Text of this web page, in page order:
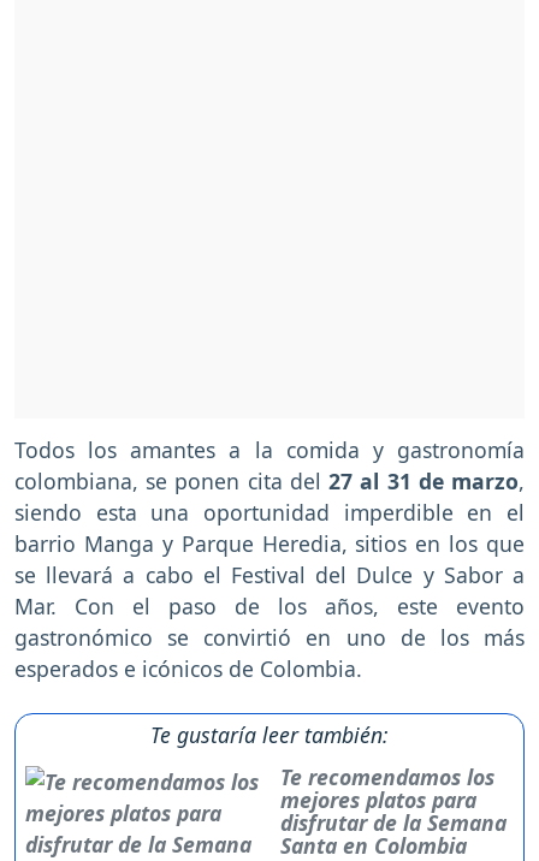
Todos los amantes a la comida y gastronomía
colombiana, se ponen cita del27 al 31 de marzo,
siendo esta una oportunidad imperdible en el
barrio Manga y Parque Heredia, sitios en los que
se llevará a cabo el Festival del Dulce y Sabor a
Mar. Con el paso de los años, este evento
gastronómico se convirtió en uno de los más
esperados e icónicos de Colombia.
Te gustaría leer también:
Te recomendamos los
mejores platos para
disfrutar de la Semana
Santa en Colombia